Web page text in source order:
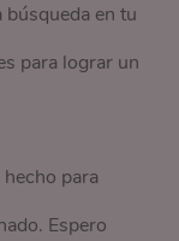
en tu
para lograr un
para
Espero